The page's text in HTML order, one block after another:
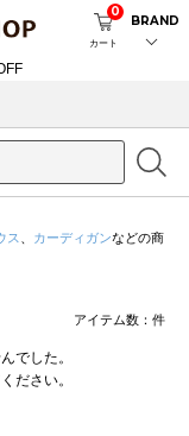
カート
0
BRAND
らせ
ス カーディガンなどの商
アイテム数： 件
でした。
ださい。